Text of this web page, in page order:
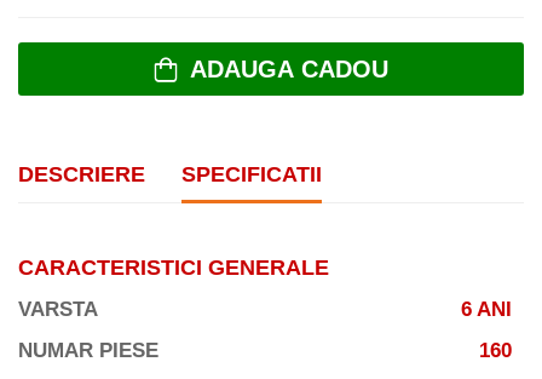
ADAUGA CADOU
DESCRIERE SPECIFICATII
CARACTERISTICI GENERALE
VARSTA
6 ANI
NUMAR PIESE
160